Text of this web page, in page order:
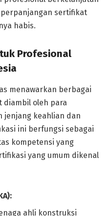
perpanjangan sertifikat
habis.
Profesional
menawarkan berbagai
diambil oleh para
jenjang keahlian dan
ini berfungsi sebagai
kompetensi yang
yang umum dikenal
ahli konstruksi